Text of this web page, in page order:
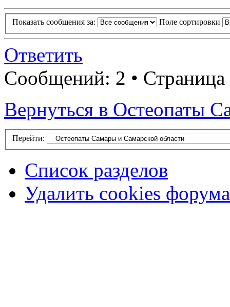
Показать сообщения за: Поле сортировки
Ответить
Сообщений: 2 • Страница
Вернуться в Остеопаты
Перейти:
Список разделов
Удалить cookies форума